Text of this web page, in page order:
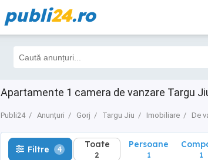
publi24.ro
Apartamente 1 camera de vanzare Targu
Publi24 Anunțuri Gorj Targu Jiu Imobiliare De
Filtre 4 Toate
2
Filtre 4 Toate
2
Persoane
1 1